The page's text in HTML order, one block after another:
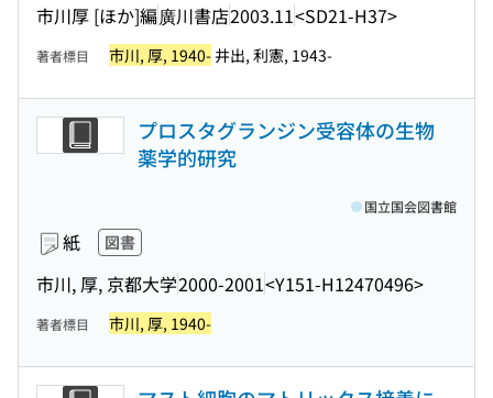
市川厚 [ほか]編廣川書店2003.11<SD21-H37>
著者標目 市川, 厚, 1940- 井出, 利憲, 1943-
プロスタグランジン受容体の生物
薬学的研究
紙 図書
市川, 厚, 京都大学2000-2001<Y151-H12470496>
国立国会図書館
著者標目 市川, 厚, 1940-